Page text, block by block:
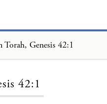
Genesis 42:1
42:1